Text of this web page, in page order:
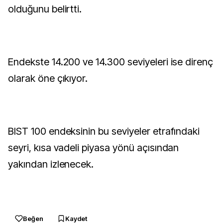
olduğunu belirtti.
Endekste 14.200 ve 14.300 seviyeleri ise direnç
olarak öne çıkıyor.
BIST 100 endeksinin bu seviyeler etrafındaki
seyri, kısa vadeli piyasa yönü açısından
yakından izlenecek.
Beğen Kaydet